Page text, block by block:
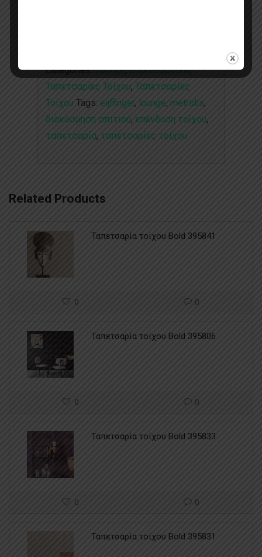
Categories:Lounge,Διακοσμητικές
Ταπετσαρίες Τοίχου, Ταπετσαρίες
Τοίχου Tags: eijffinger, lounge, metridis,
διακόσμηση σπιτιού, επένδυση τοίχου,
ταπετσαρία, ταπετσαρίες τοίχου
Related Products
Ταπετσαρία τοίχου Bold 395841
0 0
Ταπετσαρία τοίχου Bold 395806
0 0
Ταπετσαρία τοίχου Bold 395833
0 0
Ταπετσαρία τοίχου Bold 395831